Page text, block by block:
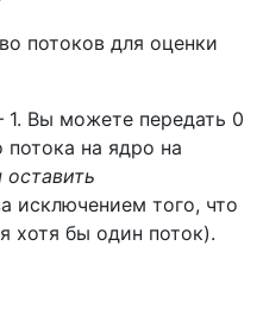
потоков для оценки
Вы можете передать 0
потока на ядро на
оставить
исключением того, что
хотя бы один поток).